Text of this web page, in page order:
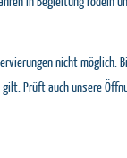
nicht
Prüft auch unsere